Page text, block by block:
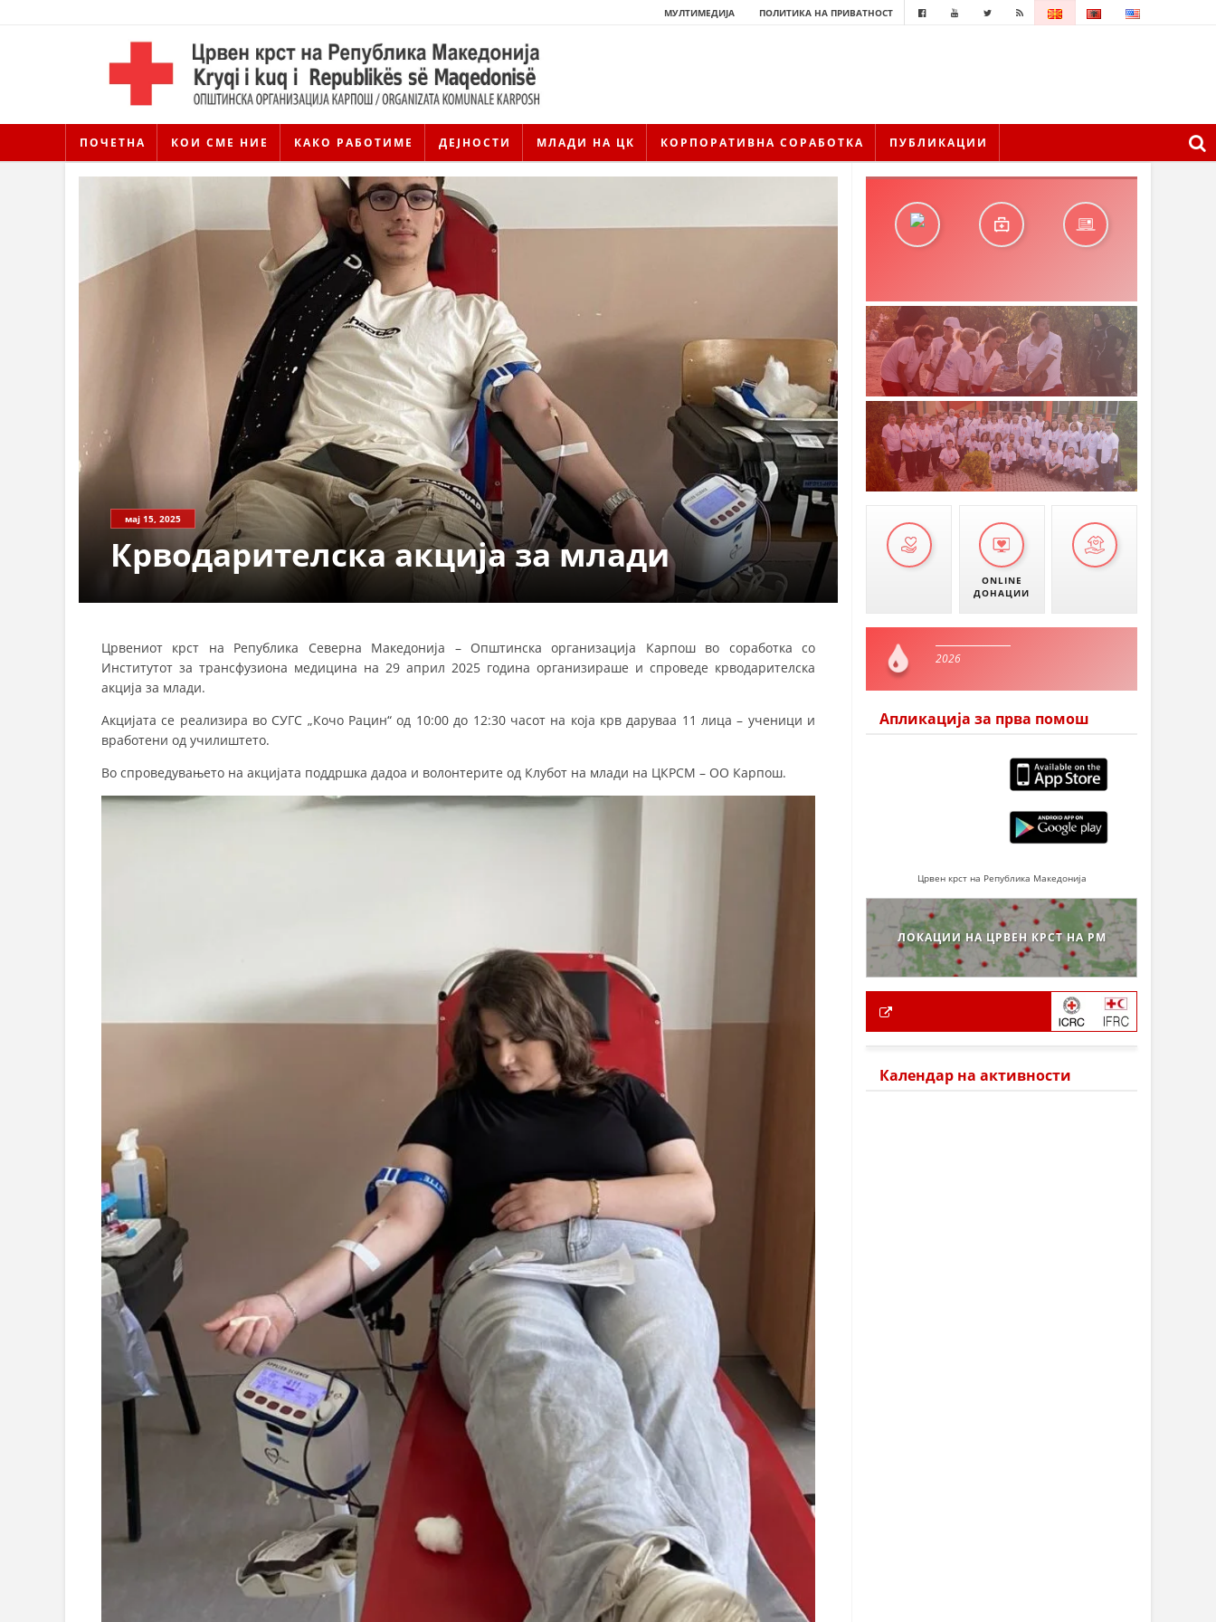
МУЛТИМЕДИЈА ПОЛИТИКА НА ПРИВАТНОСТ
ПОЧЕТНА КОИ СМЕ НИЕ КАКО РАБОТИМЕ ДЕЈНОСТИ МЛАДИ НА ЦК КОРПОРАТИВНА СОРАБОТКА ПУБЛИКАЦИИ
ДЕЈСТВУВАЊЕ
ПРИРАЧНИЦИ
БРОШУРИ
ПРЕЗЕНТАЦИИ
мај 15, 2025
Крводарителска акција за млади
Црвениот крст на Република Северна Македонија – Општинска организација Карпош во соработка со
Институтот за трансфузиона медицина на 29 април 2025 година организираше и спроведе крводарителска
акција за млади.
Акцијата се реализира во СУГС „Кочо Рацин“ од 10:00 до 12:30 часот на која крв даруваа 11 лица – ученици и
вработени од училиштето.
Во спроведувањето на акцијата поддршка дадоа и волонтерите од Клубот на млади на ЦКРСМ – ОО Карпош.
ONLINE
ДОНАЦИИ
2026
Апликација за прва помош
Црвен крст на Република Македонија
ЛОКАЦИИ НА ЦРВЕН КРСТ НА РМ
Календар на активности